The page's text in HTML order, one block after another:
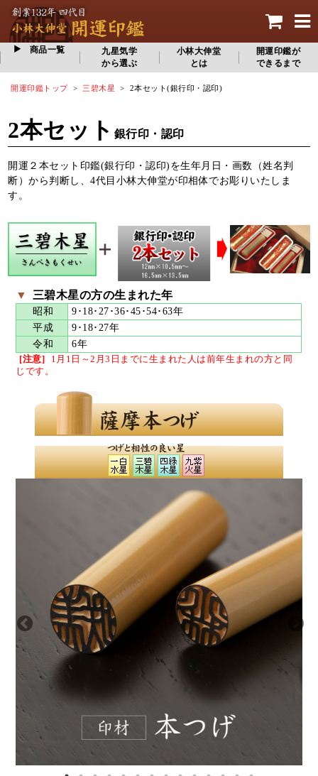
商品一覧
九星気学
から選ぶ
小林大伸堂
とは
開運印鑑が
できるまで
開運印鑑トップ> 三碧木星 > 2本セット(銀行印・認印)
2本セット 銀行印・認印
開運２本セット印鑑(銀行印・認印)を生年月日・画数（姓名判
断）から判断し、4代目小林大伸堂が印相体でお彫りいたしま
す。
▼ 三碧木星の方の生まれた年
昭和
9･18･27･36･45･54･63年
平成
9･18･27年
令和
6年
[注意]
1月1日～2月3日までに生まれた人は前年生まれの方と同
じです。